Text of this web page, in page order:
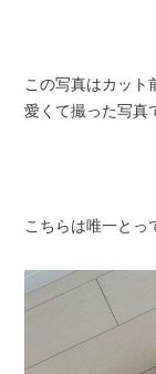
この写真はカット
愛くて撮った写真
こちらは唯一とっ